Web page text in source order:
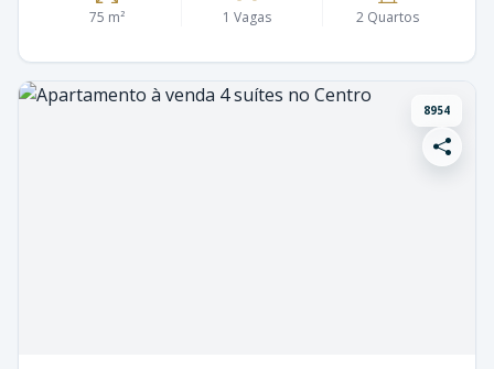
75 m² 1 Vagas 2 Quartos
8954